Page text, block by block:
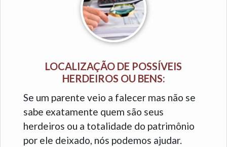
LOCALIZAÇÃO DE POSSÍVEIS
HERDEIROS OU BENS:
Se um parente veio a falecer mas não se
sabe exatamente quem são seus
herdeiros ou a totalidade do patrimônio
por ele deixado, nós podemos ajudar.